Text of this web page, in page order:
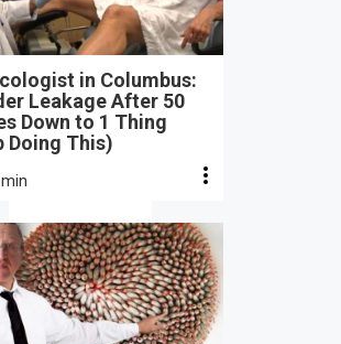
in Columbus:
Leakage After 50
Down to 1 Thing
Doing This)